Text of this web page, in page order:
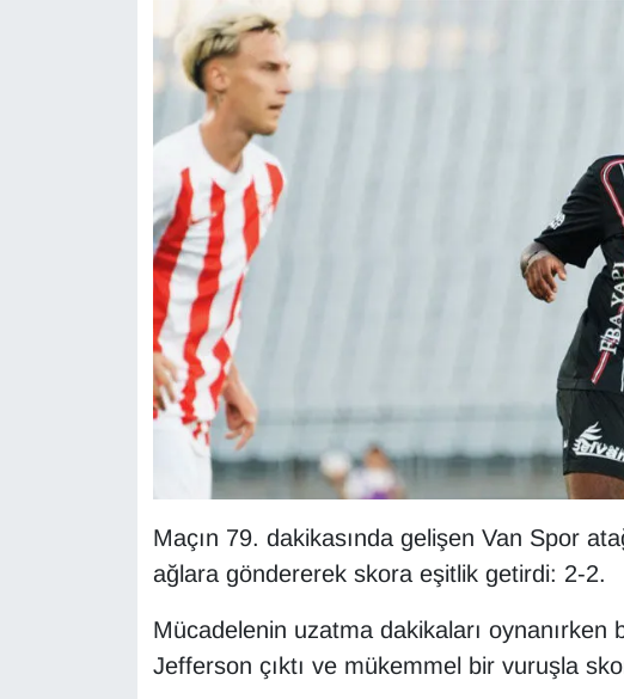
Maçın 79. dakikasında gelişen Van Spor
ağlara göndererek skora eşitlik getirdi: 2-2.
Mücadelenin uzatma dakikaları
Jefferson çıktı ve mükemmel bir vuruşla
ONE EKONOMİ
Resmi İlanlar
RÖPORTAJ
Sinema - TV
TEKNOLOJİ